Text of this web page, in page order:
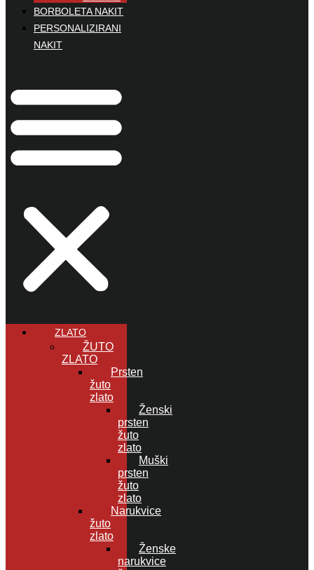
BORBOLETA NAKIT
PERSONALIZIRANI
NAKIT
ZLATO
ŽUTO
ZLATO
Prsten
žuto
zlato
Ženski
prsten
žuto
zlato
Muški
prsten
žuto
zlato
Narukvice
žuto
zlato
Ženske
narukvice